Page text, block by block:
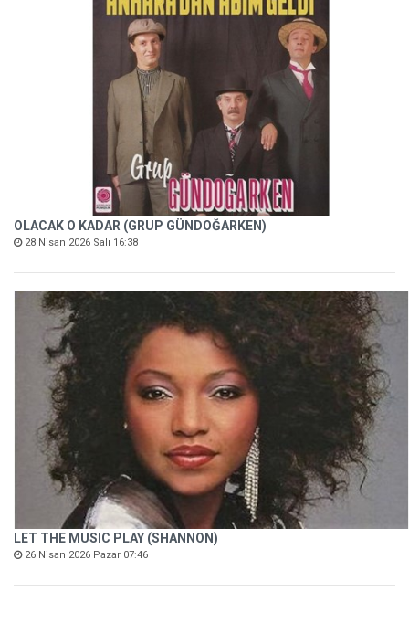
OLACAK O KADAR (GRUP GÜNDOĞARKEN)
28 Nisan 2026 Salı 16:38
LET THE MUSIC PLAY (SHANNON)
26 Nisan 2026 Pazar 07:46